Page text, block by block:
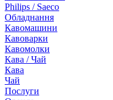
Philips / Saeco
Обладнання
Кавомашини
Кавоварки
Кавомолки
Кава / Чай
Кава
Чай
Послуги